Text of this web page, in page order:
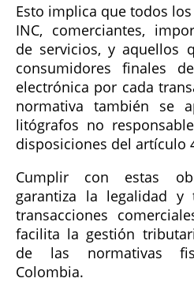
Esto implica que todos
INC, comerciantes,
de servicios, y aquellos
consumidores finales
electrónica por cada
normativa también se
litógrafos no
disposiciones del artículo
Cumplir con estas
garantiza la legalidad y
transacciones
facilita la gestión
de las normativas
Colombia.